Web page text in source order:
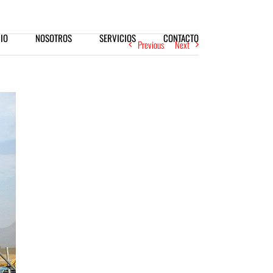
NOSOTROS SERVICIOS CONTACTO
Previous Next